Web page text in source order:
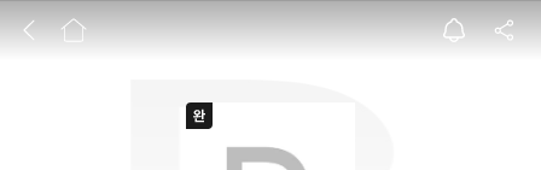
당신의 죽음을 위